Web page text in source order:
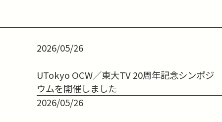
2026/05/26
UTokyo OCW／東大TV 20周年記念シンポジ
ウムを開催しました
2026/05/26